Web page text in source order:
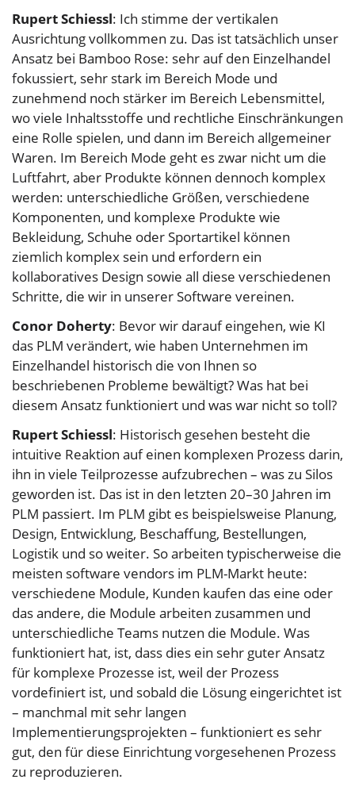
Rupert Schiessl: Ich stimme der vertikalen
Ausrichtung vollkommen zu. Das ist tatsächlich unser
Ansatz bei Bamboo Rose: sehr auf den Einzelhandel
fokussiert, sehr stark im Bereich Mode und
zunehmend noch stärker im Bereich Lebensmittel,
wo viele Inhaltsstoffe und rechtliche Einschränkungen
eine Rolle spielen, und dann im Bereich allgemeiner
Waren. Im Bereich Mode geht es zwar nicht um die
Luftfahrt, aber Produkte können dennoch komplex
werden: unterschiedliche Größen, verschiedene
Komponenten, und komplexe Produkte wie
Bekleidung, Schuhe oder Sportartikel können
ziemlich komplex sein und erfordern ein
kollaboratives Design sowie all diese verschiedenen
Schritte, die wir in unserer Software vereinen.
Conor Doherty: Bevor wir darauf eingehen, wie KI
das PLM verändert, wie haben Unternehmen im
Einzelhandel historisch die von Ihnen so
beschriebenen Probleme bewältigt? Was hat bei
diesem Ansatz funktioniert und was war nicht so toll?
Rupert Schiessl: Historisch gesehen besteht die
intuitive Reaktion auf einen komplexen Prozess darin,
ihn in viele Teilprozesse aufzubrechen – was zu Silos
geworden ist. Das ist in den letzten 20–30 Jahren im
PLM passiert. Im PLM gibt es beispielsweise Planung,
Design, Entwicklung, Beschaffung, Bestellungen,
Logistik und so weiter. So arbeiten typischerweise die
meisten software vendors im PLM-Markt heute:
verschiedene Module, Kunden kaufen das eine oder
das andere, die Module arbeiten zusammen und
unterschiedliche Teams nutzen die Module. Was
funktioniert hat, ist, dass dies ein sehr guter Ansatz
für komplexe Prozesse ist, weil der Prozess
vordefiniert ist, und sobald die Lösung eingerichtet ist
– manchmal mit sehr langen
Implementierungsprojekten – funktioniert es sehr
gut, den für diese Einrichtung vorgesehenen Prozess
zu reproduzieren.